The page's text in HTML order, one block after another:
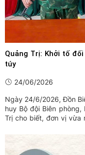
Quảng Trị: Khởi tố
túy
24/06/2026
Ngày 24/6/2026, Đồn
huy Bộ đội Biên phòng,
Trị cho biết, đơn vị vừa
Công an tỉnh Quảng Trị